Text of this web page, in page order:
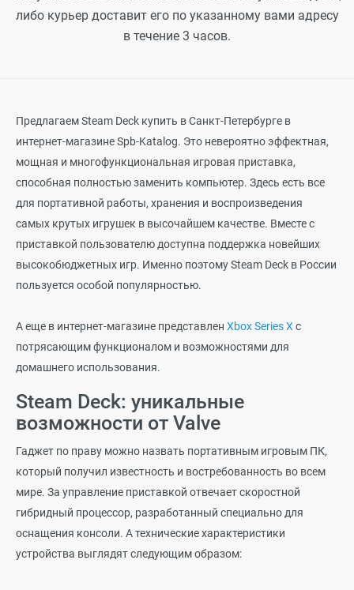
либо курьер доставит его по указанному вами адресу
в течение 3 часов.
Предлагаем Steam Deck купить в Санкт-Петербурге в
интернет-магазине Spb-Katalog. Это невероятно эффектная,
мощная и многофункциональная игровая приставка,
способная полностью заменить компьютер. Здесь есть все
для портативной работы, хранения и воспроизведения
самых крутых игрушек в высочайшем качестве. Вместе с
приставкой пользователю доступна поддержка новейших
высокобюджетных игр. Именно поэтому Steam Deck в России
пользуется особой популярностью.
А еще в интернет-магазине представлен Xbox Series X с
потрясающим функционалом и возможностями для
домашнего использования.
Steam Deck: уникальные
возможности от Valve
Гаджет по праву можно назвать портативным игровым ПК,
который получил известность и востребованность во всем
мире. За управление приставкой отвечает скоростной
гибридный процессор, разработанный специально для
оснащения консоли. А технические характеристики
устройства выглядят следующим образом: